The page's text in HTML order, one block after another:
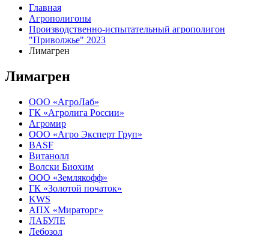
Главная
Агрополигоны
Производственно-испытательный агрополигон
"Приволжье" 2023
Лимагрен
Лимагрен
ООО «АгроЛаб»
ГК «Агролига России»
Агромир
ООО «Агро Эксперт Груп»
BASF
Витанолл
Волски Биохим
ООО «Землякофф»
ГК «Золотой початок»
KWS
AПX «Мираторг»
ЛАБУЛЕ
Лебозол